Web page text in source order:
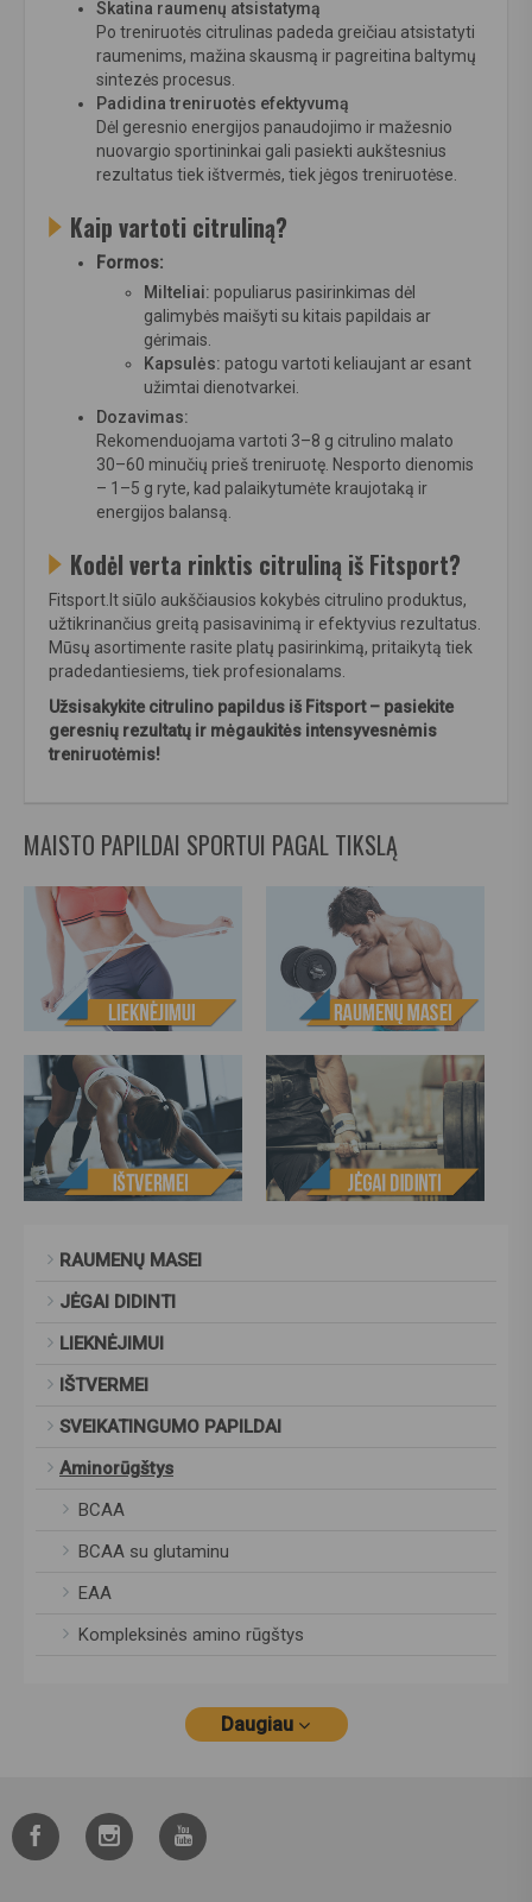
Skatina raumenų atsistatymą
Po treniruotės citrulinas padeda greičiau atsistatyti
raumenims, mažina skausmą ir pagreitina baltymų
sintezės procesus.
Padidina treniruotės efektyvumą
Dėl geresnio energijos panaudojimo ir mažesnio
nuovargio sportininkai gali pasiekti aukštesnius
rezultatus tiek ištvermės, tiek jėgos treniruotėse.
Kaip vartoti citruliną?
Formos:
Milteliai: populiarus pasirinkimas dėl
galimybės maišyti su kitais papildais ar
gėrimais.
Kapsulės: patogu vartoti keliaujant ar esant
užimtai dienotvarkei.
Dozavimas:
Rekomenduojama vartoti 3–8 g citrulino malato
30–60 minučių prieš treniruotę. Nesporto dienomis
– 1–5 g ryte, kad palaikytumėte kraujotaką ir
energijos balansą.
Kodėl verta rinktis citruliną iš Fitsport?
Fitsport.lt siūlo aukščiausios kokybės citrulino produktus,
užtikrinančius greitą pasisavinimą ir efektyvius rezultatus.
Mūsų asortimente rasite platų pasirinkimą, pritaikytą tiek
pradedantiesiems, tiek profesionalams.
Užsisakykite citrulino papildus iš Fitsport – pasiekite
geresnių rezultatų ir mėgaukitės intensyvesnėmis
treniruotėmis!
MAISTO PAPILDAI SPORTUI PAGAL TIKSLĄ
RAUMENŲ MASEI
JĖGAI DIDINTI
LIEKNĖJIMUI
IŠTVERMEI
SVEIKATINGUMO PAPILDAI
Aminorūgštys
BCAA
BCAA su glutaminu
EAA
Kompleksinės amino rūgštys
Daugiau